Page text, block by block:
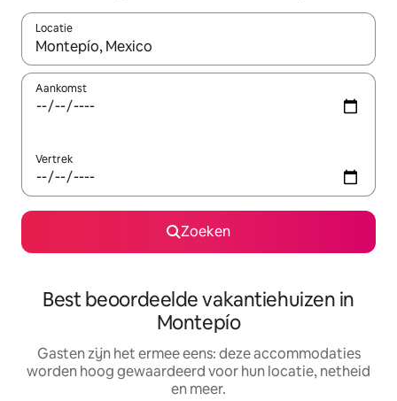
Locatie
Wanneer er suggesties beschikbaar zijn, maak je een keuze
Aankomst
Vertrek
Zoeken
Best beoordeelde vakantiehuizen in
Montepío
Gasten zijn het ermee eens: deze accommodaties
worden hoog gewaardeerd voor hun locatie, netheid
en meer.